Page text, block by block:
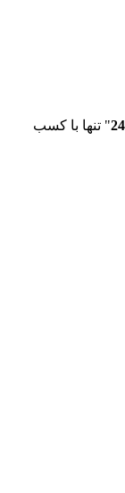
" تنها با کسب